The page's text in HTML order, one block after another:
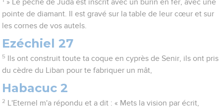
» Le péché de Juda est inscrit avec un burin en fer, avec une
pointe de diamant. Il est gravé sur la table de leur cœur et sur
les cornes de vos autels.
Ezéchiel 27
5
Ils ont construit toute ta coque en cyprès de Senir, ils ont pris
du cèdre du Liban pour te fabriquer un mât,
Habacuc 2
2
L'Eternel m'a répondu et a dit : « Mets la vision par écrit,